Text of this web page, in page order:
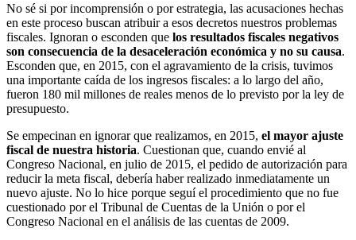
No sé si por incomprensión o por estrategia, las acusaciones hechas
en este proceso buscan atribuir a esos decretos nuestros problemas
fiscales. Ignoran o esconden que los resultados fiscales negativos
son consecuencia de la desaceleración económica y no su causa.
Esconden que, en 2015, con el agravamiento de la crisis, tuvimos
una importante caída de los ingresos fiscales: a lo largo del año,
fueron 180 mil millones de reales menos de lo previsto por la ley de
presupuesto.
Se empecinan en ignorar que realizamos, en 2015, el mayor ajuste
fiscal de nuestra historia. Cuestionan que, cuando envié al
Congreso Nacional, en julio de 2015, el pedido de autorización para
reducir la meta fiscal, debería haber realizado inmediatamente un
nuevo ajuste. No lo hice porque seguí el procedimiento que no fue
cuestionado por el Tribunal de Cuentas de la Unión o por el
Congreso Nacional en el análisis de las cuentas de 2009.